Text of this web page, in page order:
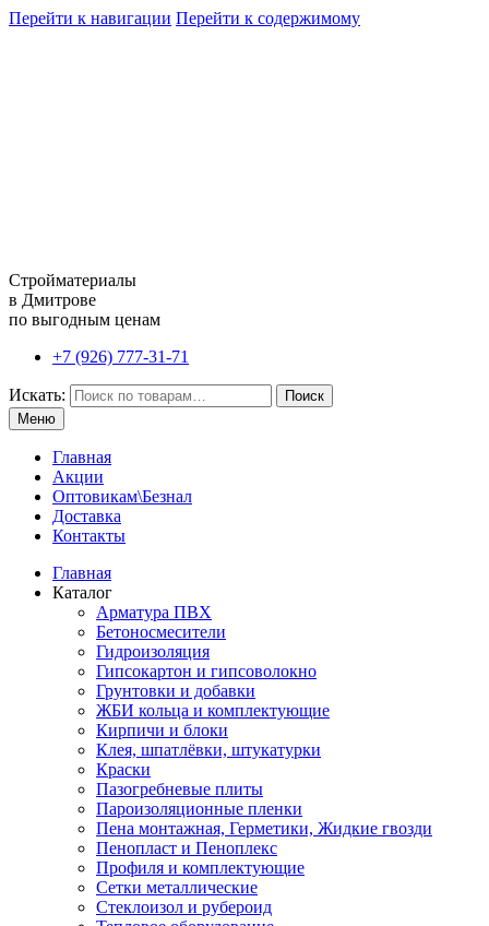
Перейти к навигации Перейти к содержимому
Стройматериалы
в Дмитрове
по выгодным ценам
+7 (926) 777-31-71
Искать:
Поиск
Меню
Главная
Акции
Оптовикам\Безнал
Доставка
Контакты
Главная
Каталог
Арматура ПВХ
Бетоносмесители
Гидроизоляция
Гипсокартон и гипсоволокно
Грунтовки и добавки
ЖБИ кольца и комплектующие
Кирпичи и блоки
Клея, шпатлёвки, штукатурки
Краски
Пазогребневые плиты
Пароизоляционные пленки
Пена монтажная, Герметики, Жидкие гвозди
Пенопласт и Пеноплекс
Профиля и комплектующие
Сетки металлические
Стеклоизол и рубероид